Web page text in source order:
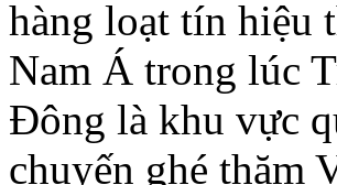
hàng loạt tín hiệu
Nam Á trong lúc
Ðông là khu vực
chuyến ghé thăm